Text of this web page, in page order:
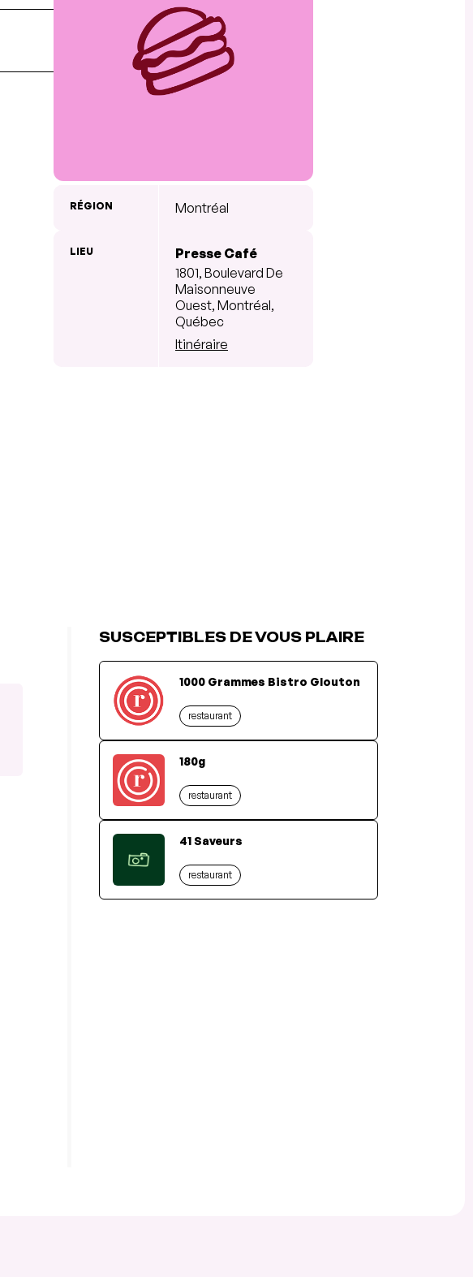
RÉGION Montréal
LIEU
Presse Café
1801, Boulevard De
Maisonneuve
Ouest, Montréal,
Québec
Itinéraire
SUSCEPTIBLES DE VOUS PLAIRE
1000 Grammes Bistro Glouton
restaurant
180g
restaurant
41 Saveurs
restaurant